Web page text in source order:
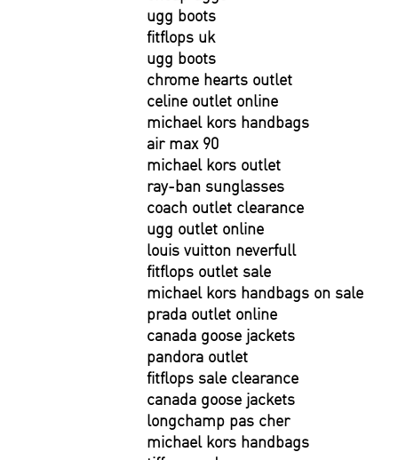
ugg boots
fitflops uk
ugg boots
chrome hearts outlet
celine outlet online
michael kors handbags
air max 90
michael kors outlet
ray-ban sunglasses
coach outlet clearance
ugg outlet online
louis vuitton neverfull
fitflops outlet sale
michael kors handbags on sale
prada outlet online
canada goose jackets
pandora outlet
fitflops sale clearance
canada goose jackets
longchamp pas cher
michael kors handbags